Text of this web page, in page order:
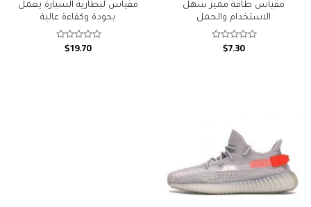
مقياس طاقة مميز سهل
الاستخدام والحمل
Rated
$7.30
مقياس لبطارية السيارة يعمل
بجودة وكفاءة عالية
Rated
$19.70